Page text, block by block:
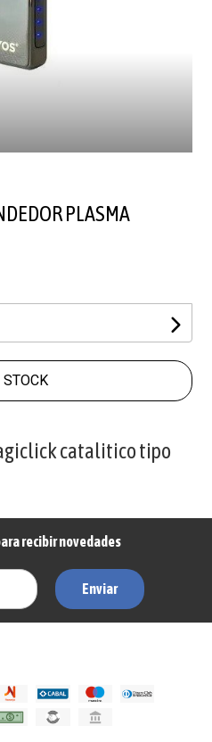
PLASMA
catalitico tipo
recibir novedades
Enviar